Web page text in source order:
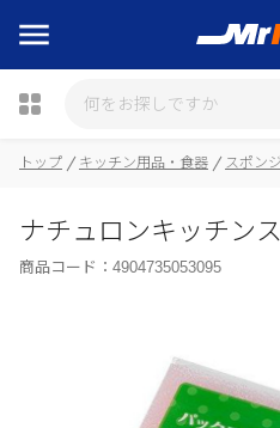
トップ キッチン用品・食器 スポン
ナチュロンキッチン
商品コード： 4904735053095